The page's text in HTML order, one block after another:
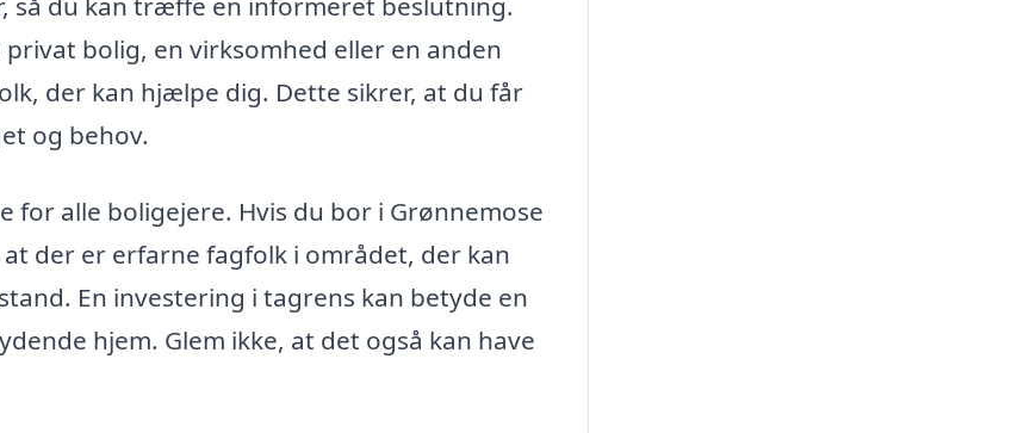
bolig, en virksomhed eller en anden
der kan hjælpe dig. Dette sikrer, at du får
og behov.
for alle boligejere. Hvis du bor i Grønnemose
der er erfarne fagfolk i området, der kan
En investering i tagrens kan betyde en
hjem. Glem ikke, at det også kan have